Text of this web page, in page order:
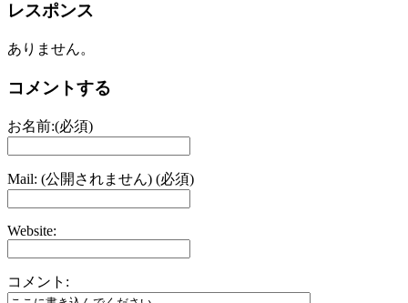
レスポンス
ありません。
コメントする
お名前:(必須)
Mail: (公開されません) (必須)
Website:
コメント: